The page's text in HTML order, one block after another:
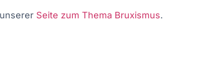
Seite zum Thema Bruxismus.